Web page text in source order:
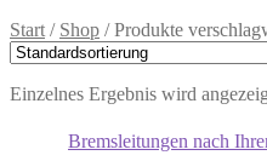
Start / Shop /Produkte
Einzelnes Ergebnis wird
Bremsleitungen nach